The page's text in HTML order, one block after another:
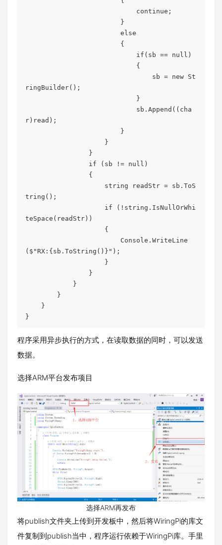
ringBuilder();
r)read);
tring();
teSpace(readStr))
($"RX:{sb.ToString()}");
}
程序采用异步执行的方式，在读取数据的同时，可以发送
数据。
选择ARM平台发布项目
选择ARM再发布
将publish文件夹上传到开发板中，然后将WiringPi的库文
件复制到publish当中，程序运行依赖于WiringPi库。手里